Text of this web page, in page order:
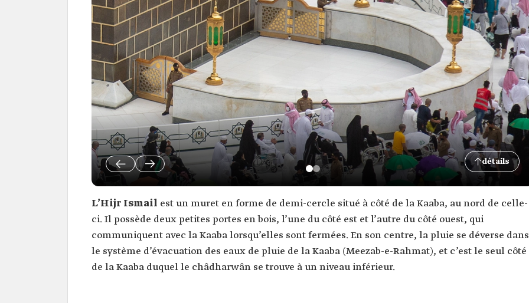
détails
L’Hijr Ismail est un muret en forme de demi-cercle situé à côté de la Kaaba, au nord de celle-
ci. Il possède deux petites portes en bois, l’une du côté est et l’autre du côté ouest, qui
communiquent avec la Kaaba lorsqu’elles sont fermées. En son centre, la pluie se déverse dans
le système d’évacuation des eaux de pluie de la Kaaba (Meezab-e-Rahmat), et c’est le seul côté
de la Kaaba duquel le châdharwân se trouve à un niveau inférieur.